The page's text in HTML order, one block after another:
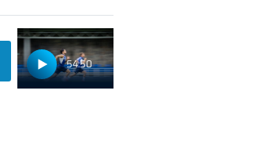
54:50